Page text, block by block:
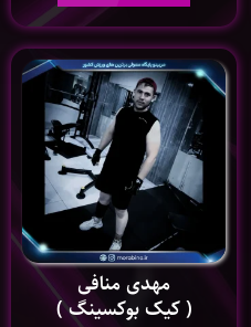
مهدی منافی
( کیک بوکسینگ )